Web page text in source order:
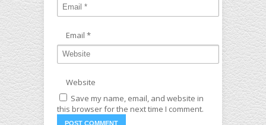
Email *
Website
Save my name, email, and website in
this browser for the next time I comment.